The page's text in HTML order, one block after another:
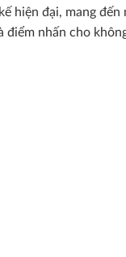
hiện đại, mang đến
nhấn cho